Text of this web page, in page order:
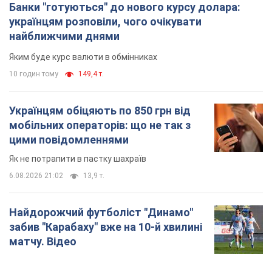
Банки "готуються" до нового курсу долара:
українцям розповіли, чого очікувати
найближчими днями
Яким буде курс валюти в обмінниках
10 годин тому 149,4 т.
Українцям обіцяють по 850 грн від
мобільних операторів: що не так з
цими повідомленнями
Як не потрапити в пастку шахраїв
6.08.2026 21:02 13,9 т.
Найдорожчий футболіст "Динамо"
забив "Карабаху" вже на 10-й хвилині
матчу. Відео